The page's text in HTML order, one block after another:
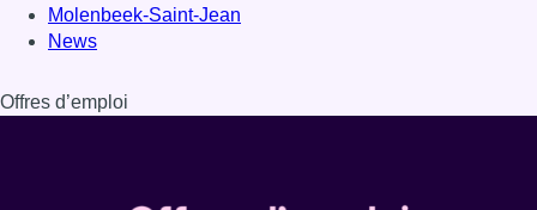
Molenbeek-Saint-Jean
News
Offres d’emploi